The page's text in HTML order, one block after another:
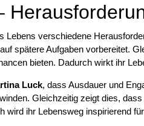
Lebens verschiedene
spätere Aufgaben vorbereitet.
bieten. Dadurch wirkt ihr
Luck, dass Ausdauer und
Gleichzeitig zeigt dies,
wird ihr Lebensweg inspirierend